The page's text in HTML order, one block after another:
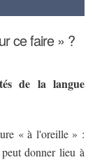
ce faire » ?
de la langue
« à l'oreille » :
donner lieu à